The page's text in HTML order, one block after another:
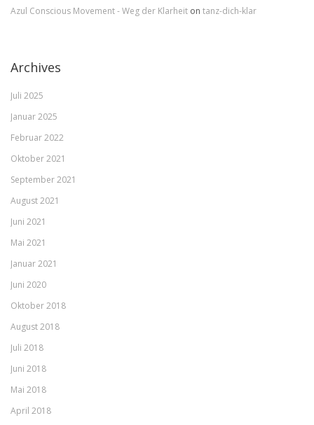
Azul Conscious Movement - Weg der Klarheit on tanz-dich-klar
Archives
Juli 2025
Januar 2025
Februar 2022
Oktober 2021
September 2021
August 2021
Juni 2021
Mai 2021
Januar 2021
Juni 2020
Oktober 2018
August 2018
Juli 2018
Juni 2018
Mai 2018
April 2018